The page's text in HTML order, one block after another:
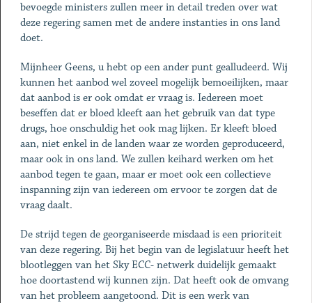
bevoegde ministers zullen meer in detail treden over wat
deze regering samen met de andere instanties in ons land
doet.
Mijnheer Geens, u hebt op een ander punt gealludeerd. Wij
kunnen het aanbod wel zoveel mogelijk bemoeilijken, maar
dat aanbod is er ook omdat er vraag is. Iedereen moet
beseffen dat er bloed kleeft aan het gebruik van dat type
drugs, hoe onschuldig het ook mag lijken. Er kleeft bloed
aan, niet enkel in de landen waar ze worden geproduceerd,
maar ook in ons land. We zullen keihard werken om het
aanbod tegen te gaan, maar er moet ook een collectieve
inspanning zijn van iedereen om ervoor te zorgen dat de
vraag daalt.
De strijd tegen de georganiseerde misdaad is een prioriteit
van deze regering. Bij het begin van de legislatuur heeft het
blootleggen van het Sky ECC- netwerk duidelijk gemaakt
hoe doortastend wij kunnen zijn. Dat heeft ook de omvang
van het probleem aangetoond. Dit is een werk van